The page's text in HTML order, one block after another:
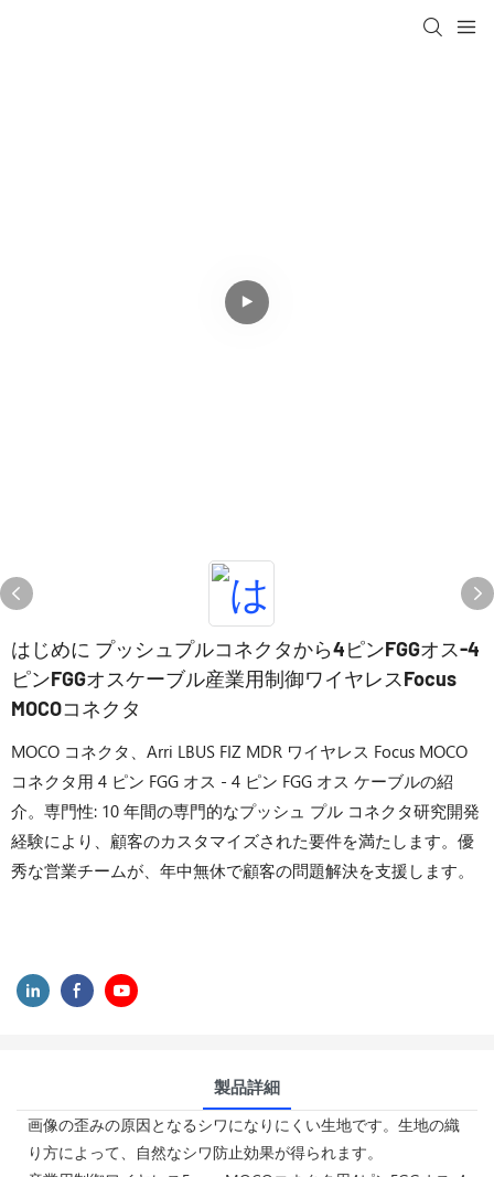
はじめに プッシュプルコネクタから4ピンFGGオス-4
ピンFGGオスケーブル産業用制御ワイヤレスFocus
MOCOコネクタ
MOCO コネクタ、Arri LBUS FIZ MDR ワイヤレス Focus MOCO
コネクタ用 4 ピン FGG オス - 4 ピン FGG オス ケーブルの紹
介。専門性: 10 年間の専門的なプッシュ プル コネクタ研究開発
経験により、顧客のカスタマイズされた要件を満たします。優
秀な営業チームが、年中無休で顧客の問題解決を支援します。
製品詳細
画像の歪みの原因となるシワになりにくい生地です。生地の織
り方によって、自然なシワ防止効果が得られます。